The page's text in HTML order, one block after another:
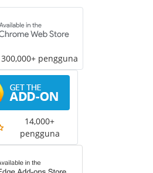
300,000+ pengguna
14,000+
pengguna